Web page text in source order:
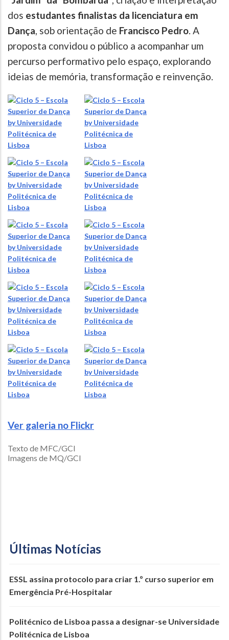
dos estudantes finalistas da licenciatura em
Dança, sob orientação de Francisco Pedro. A
proposta convidou o público a acompanhar um
percurso performativo pelo espaço, explorando
ideias de memória, transformação e reinvenção.
Ver galeria no Flickr
Texto de MFC/GCI
Imagens de MQ/GCI
Últimas Notícias
ESSL assina protocolo para criar 1.º curso superior em
Emergência Pré-Hospitalar
Politécnico de Lisboa passa a designar-se Universidade
Politécnica de Lisboa